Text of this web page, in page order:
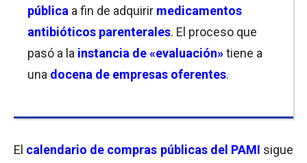
pública a fin de adquirir medicamentos
antibióticos parenterales. El proceso que
pasó a la instancia de «evaluación»tiene a
una docena de empresas oferentes.
El calendario de compras públicas del PAMI sigue